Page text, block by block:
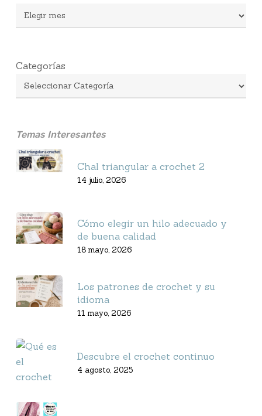
Archivos
Categorías
Temas Interesantes
Chal triangular a crochet 2
14 julio, 2026
Cómo elegir un hilo adecuado y
de buena calidad
18 mayo, 2026
Los patrones de crochet y su
idioma
11 mayo, 2026
Descubre el crochet continuo
4 agosto, 2025